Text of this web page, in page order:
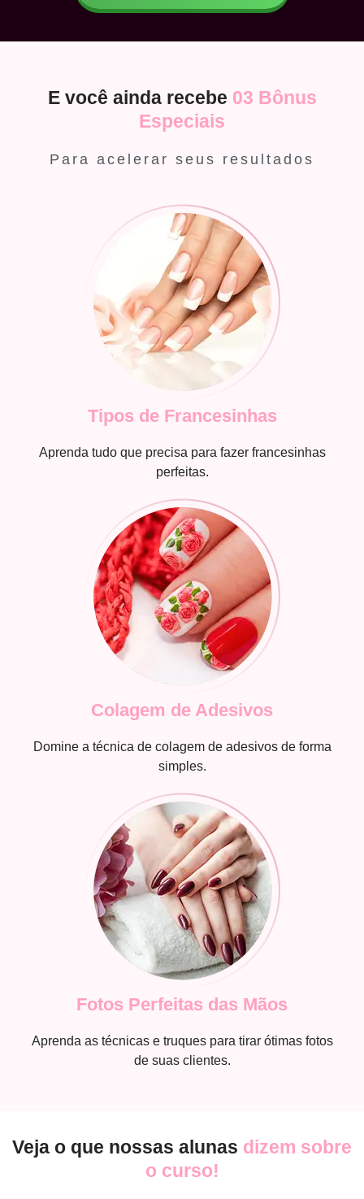
E você ainda recebe 03 Bônus
Especiais
Para acelerar seus resultados
Tipos de Francesinhas
Aprenda tudo que precisa para fazer francesinhas
perfeitas.
Colagem de Adesivos
Domine a técnica de colagem de adesivos de forma
simples.
Fotos Perfeitas das Mãos
Aprenda as técnicas e truques para tirar ótimas fotos
de suas clientes.
Veja o que nossas alunas dizem sobre
o curso!